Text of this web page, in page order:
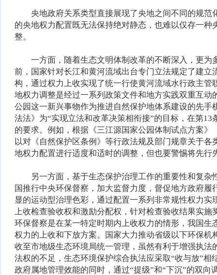
央地政府关系类型直接展现了央地之间不同的规范
的央地权力配置既无法保持绝对静态，也难以仅存一
整。
一方面，随着生态文明体制改革的不断深入，更为
前，国家针对长江和黄河流域出台专门立法规定了建
构，通过权力上收实现了统一行使黄河流域水行政主
地权力调整是经过一系列政策文件和地方实践双重互
公园这一新兴事物作为推进自然保护地体系建设的先
法法》为“实现立法和改革决策相衔接”的目标，在第
的要求。例如，根据《三江源国家公园体制试点方案
以对《自然保护区条例》等行政法规及部门规章关于
地权力配置进行适度和适时的调整，但也要警惕将先
另一方面，基于生态保护治理工作的重要性和复杂
国推行中央环保督察，加大监督力度，督促地方政府
显的运动型治理色彩，通过配置一系列非常规性权力
上收检查验收权和激励分配权，针对检查验收结果实
环保督察是在某一特定时期内上收权力的情形，我国
权力的上收和下放方案。国家大力推动省级以下环保
收至市地级生态环境局统一管理，虽然有利于增强执
法权的不足，生态环境保护综合执法应采取“收与放”
政府属地管理效能的同时，通过“提级”和“下沉”的双